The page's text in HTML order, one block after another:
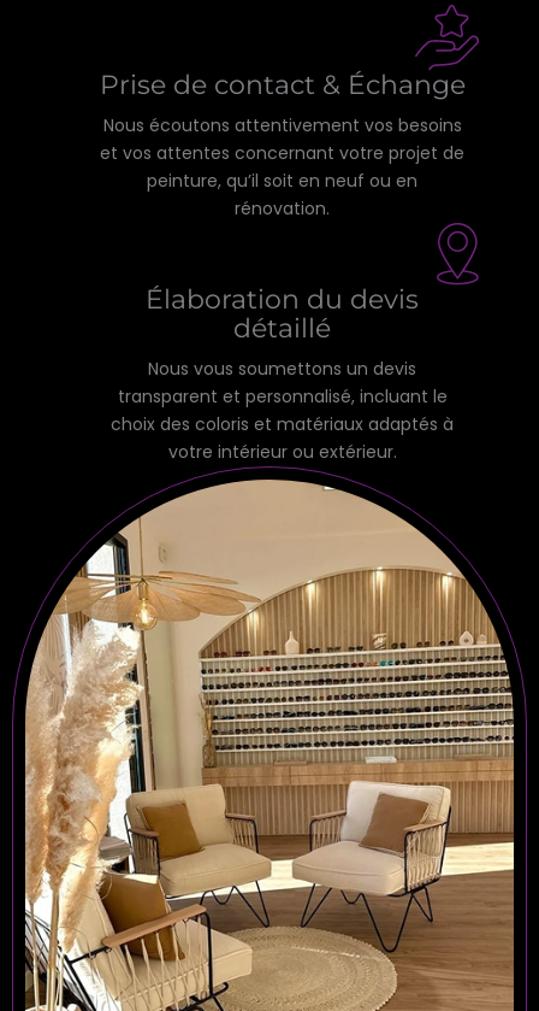
Prise de contact & Échange
Nous écoutons attentivement vos besoins
et vos attentes concernant votre projet de
peinture, qu’il soit en neuf ou en
rénovation.
Élaboration du devis
détaillé
Nous vous soumettons un devis
transparent et personnalisé, incluant le
choix des coloris et matériaux adaptés à
votre intérieur ou extérieur.